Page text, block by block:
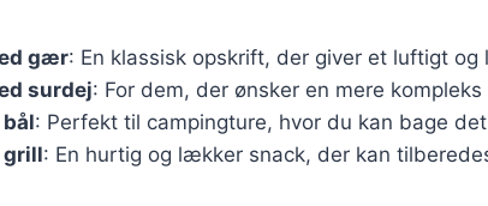
gær: En klassisk opskrift, der giver et luftigt
surdej: For dem, der ønsker en mere
: Perfekt til campingture, hvor du kan bage
grill: En hurtig og lækker snack, der kan